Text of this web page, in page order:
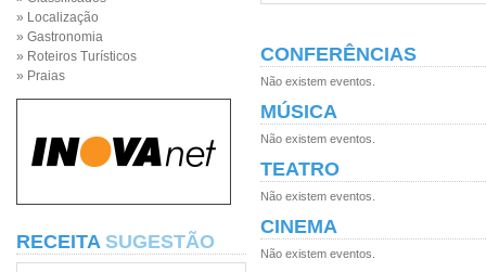
» Localização
» Gastronomia
» Roteiros Turísticos
» Praias
RECEITA SUGESTÃO
CONFERÊNCIAS
Não existem eventos.
MÚSICA
Não existem eventos.
TEATRO
Não existem eventos.
CINEMA
Não existem eventos.